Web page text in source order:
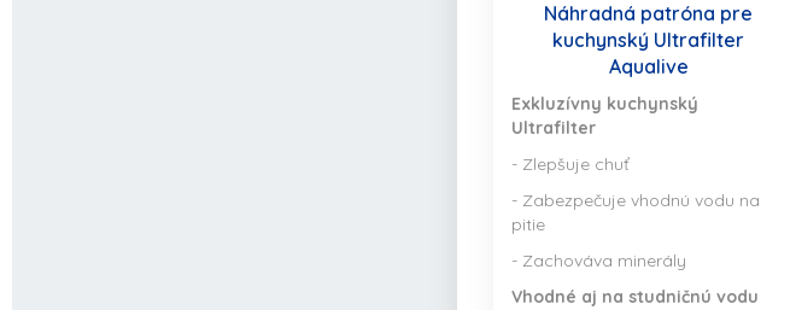
Náhradná patróna pre
kuchynský Ultrafilter
Aqualive
Exkluzívny kuchynský
Ultrafilter
- Zlepšuje chuť
- Zabezpečuje vhodnú vodu na
pitie
- Zachováva minerály
Vhodné aj na studničnú vodu